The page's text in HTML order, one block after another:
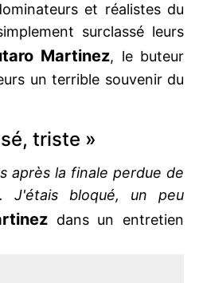
et réalistes du
surclassé leurs
Martinez, le buteur
un terrible souvenir du
triste »
après la finale perdue de
J'étais bloqué, un peu
dans un entretien